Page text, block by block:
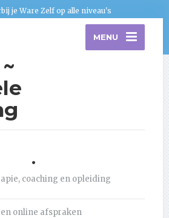
je Ware Zelf op alle niveau's
MENU
.
coaching en opleiding
online afspraken